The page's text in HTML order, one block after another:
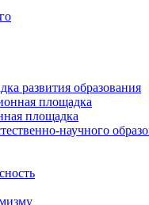
развития образования
площадка
площадка
научного